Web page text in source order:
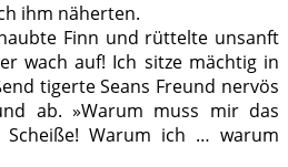
ihm näherten.
Finn und rüttelte unsanft
wach auf! Ich sitze mächtig in
tigerte Seans Freund nervös
ab. »Warum muss mir das
Scheiße! Warum ich … warum